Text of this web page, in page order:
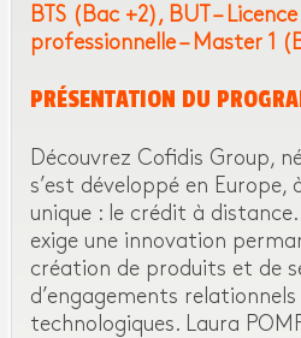
BTS (Bac +2)
BUT –
professionnelle – Master 1
PRÉSENTATION DU
Découvrez Cofidis Group,
s’est développé en
unique : le crédit à
exige une innovation
création de produits et de
d’engagements
technologiques. Laura